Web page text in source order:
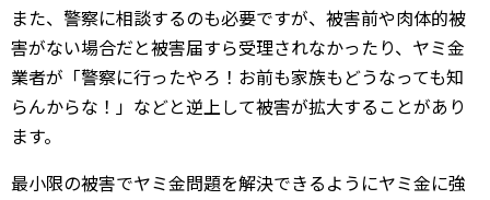
また、警察に相談するのも必要ですが、被害前や肉体的被
害がない場合だと被害届すら受理されなかったり、ヤミ金
業者が「警察に行ったやろ！お前も家族もどうなっても知
らんからな！」などと逆上して被害が拡大することがあり
ます。
最小限の被害でヤミ金問題を解決できるようにヤミ金に強